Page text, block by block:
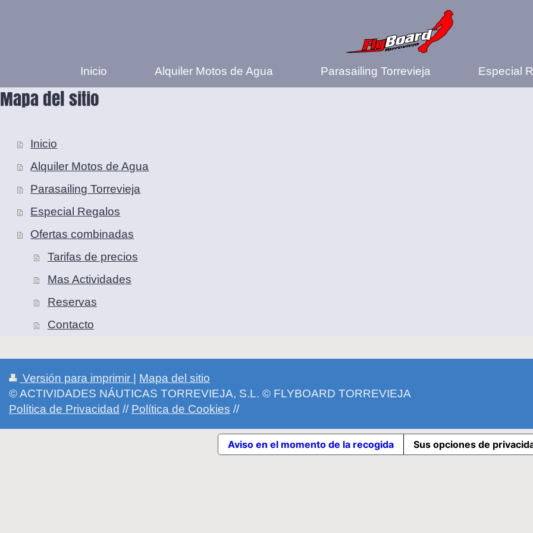
Inicio Alquiler Motos de Agua Parasailing Torrevieja Especial
Mapa del sitio
Inicio
Alquiler Motos de Agua
Parasailing Torrevieja
Especial Regalos
Ofertas combinadas
Tarifas de precios
Mas Actividades
Reservas
Contacto
Versión para imprimir | Mapa del sitio
© ACTIVIDADES NÁUTICAS TORREVIEJA, S.L. © FLYBOARD TORREVIEJA
Política de Privacidad // Política de Cookies //
Aviso en el momento de la recogida Sus opciones de